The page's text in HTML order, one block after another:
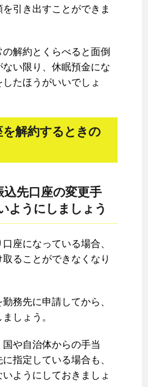
引き出すことができま
解約とくらべると面倒
い限り、休眠預金にな
たほうがいいでしょ
解約するときの
込先口座の変更手
ようにしましょう
座になっている場合、
ることができなくなり
務先に申請してから、
しょう。
や自治体からの手当
指定している場合も、
ようにしておきましょ